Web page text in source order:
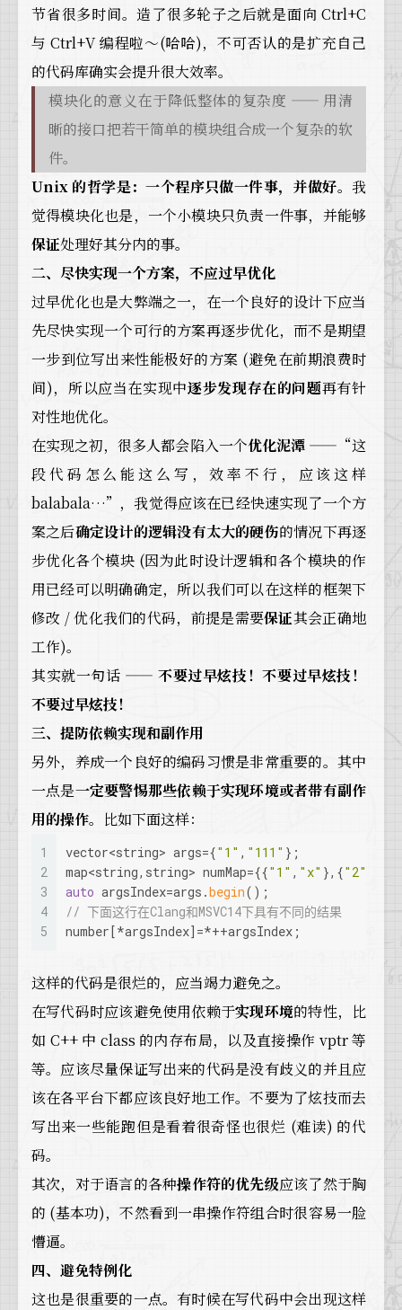
节省很多时间。造了很多轮子之后就是面向 Ctrl+C
与 Ctrl+V 编程啦～(哈哈)，不可否认的是扩充自己
的代码库确实会提升很大效率。
模块化的意义在于降低整体的复杂度 —— 用清
晰的接口把若干简单的模块组合成一个复杂的软
件。
Unix 的哲学是：一个程序只做一件事，并做好。 我
觉得模块化也是，一个小模块只负责一件事，并能够
保证处理好其分内的事。
二、尽快实现一个方案，不应过早优化
过早优化也是大弊端之一，在一个良好的设计下应当
先尽快实现一个可行的方案再逐步优化，而不是期望
一步到位写出来性能极好的方案 (避免在前期浪费时
间)，所以应当在实现中逐步发现存在的问题再有针
对性地优化。
在实现之初，很多人都会陷入一个优化泥潭——“这
段代码怎么能这么写，效率不行，应该这样
balabala…”，我觉得应该在已经快速实现了一个方
案之后确定设计的逻辑没有太大的硬伤的情况下再逐
步优化各个模块 (因为此时设计逻辑和各个模块的作
用已经可以明确确定，所以我们可以在这样的框架下
修改 / 优化我们的代码，前提是需要保证其会正确地
工作)。
其实就一句话 —— 不要过早炫技！不要过早炫技！
不要过早炫技！
三、提防依赖实现和副作用
另外，养成一个良好的编码习惯是非常重要的。其中
一点是一定要警惕那些依赖于实现环境或者带有副作
用的操作。比如下面这样：
1
2
3
4
5
vector<string> args={"1" , "111" };
map<string,string> numMap={{"1" , "x" },{"2"
auto argsIndex=args.begin();
// 下面这行在Clang和MSVC14下具有不同的结果
number[*argsIndex]=*++argsIndex;
这样的代码是很烂的，应当竭力避免之。
在写代码时应该避免使用依赖于实现环境的特性，比
如 C++ 中 class 的内存布局，以及直接操作 vptr 等
等。应该尽量保证写出来的代码是没有歧义的并且应
该在各平台下都应该良好地工作。不要为了炫技而去
写出来一些能跑但是看着很奇怪也很烂 (难读) 的代
码。
其次，对于语言的各种操作符的优先级应该了然于胸
的 (基本功)，不然看到一串操作符组合时很容易一脸
懵逼。
四、避免特例化
这也是很重要的一点。有时候在写代码中会出现这样